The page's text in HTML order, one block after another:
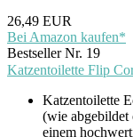
26,49 EUR
Bei Amazon kaufen*
Bestseller Nr. 19
Katzentoilette Flip
Katzentoilette
(wie abgebildet
einem